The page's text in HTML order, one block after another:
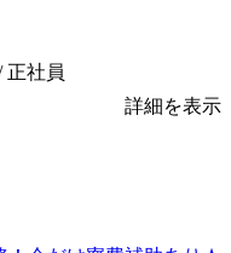
正社員
詳細を表示